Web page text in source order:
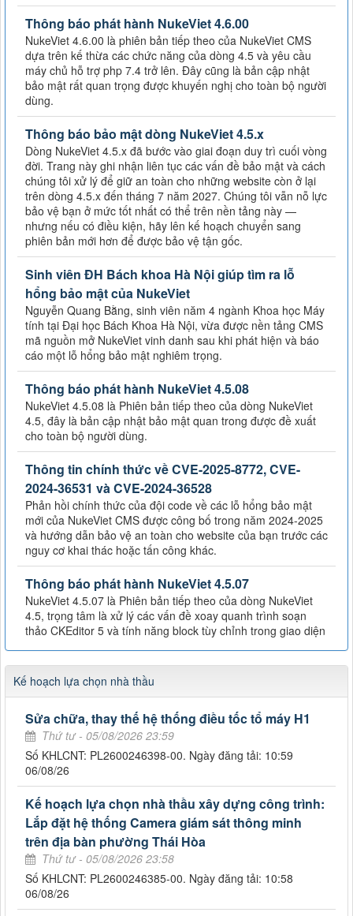
Thông báo phát hành NukeViet 4.6.00
NukeViet 4.6.00 là phiên bản tiếp theo của NukeViet CMS
dựa trên kế thừa các chức năng của dòng 4.5 và yêu cầu
máy chủ hỗ trợ php 7.4 trở lên. Đây cũng là bản cập nhật
bảo mật rất quan trọng được khuyến nghị cho toàn bộ người
dùng.
Thông báo bảo mật dòng NukeViet 4.5.x
Dòng NukeViet 4.5.x đã bước vào giai đoạn duy trì cuối vòng
đời. Trang này ghi nhận liên tục các vấn đề bảo mật và cách
chúng tôi xử lý để giữ an toàn cho những website còn ở lại
trên dòng 4.5.x đến tháng 7 năm 2027. Chúng tôi vẫn nỗ lực
bảo vệ bạn ở mức tốt nhất có thể trên nền tảng này —
nhưng nếu có điều kiện, hãy lên kế hoạch chuyển sang
phiên bản mới hơn để được bảo vệ tận gốc.
Sinh viên ĐH Bách khoa Hà Nội giúp tìm ra lỗ
hổng bảo mật của NukeViet
Nguyễn Quang Bằng, sinh viên năm 4 ngành Khoa học Máy
tính tại Đại học Bách Khoa Hà Nội, vừa được nền tảng CMS
mã nguồn mở NukeViet vinh danh sau khi phát hiện và báo
cáo một lỗ hổng bảo mật nghiêm trọng.
Thông báo phát hành NukeViet 4.5.08
NukeViet 4.5.08 là Phiên bản tiếp theo của dòng NukeViet
4.5, đây là bản cập nhật bảo mật quan trong được đề xuất
cho toàn bộ người dùng.
Thông tin chính thức về CVE-2025-8772, CVE-
2024-36531 và CVE-2024-36528
Phản hồi chính thức của đội code về các lỗ hổng bảo mật
mới của NukeViet CMS được công bố trong năm 2024-2025
và hướng dẫn bảo vệ an toàn cho website của bạn trước các
nguy cơ khai thác hoặc tấn công khác.
Thông báo phát hành NukeViet 4.5.07
NukeViet 4.5.07 là Phiên bản tiếp theo của dòng NukeViet
4.5, trọng tâm là xử lý các vấn đề xoay quanh trình soạn
thảo CKEditor 5 và tính năng block tùy chỉnh trong giao diện
Kế hoạch lựa chọn nhà thầu
Sửa chữa, thay thế hệ thống điều tốc tổ máy H1
Thứ tư - 05/08/2026 23:59
Số KHLCNT: PL2600246398-00. Ngày đăng tải: 10:59
06/08/26
Kế hoạch lựa chọn nhà thầu xây dựng công trình:
Lắp đặt hệ thống Camera giám sát thông minh
trên địa bàn phường Thái Hòa
Thứ tư - 05/08/2026 23:58
Số KHLCNT: PL2600246385-00. Ngày đăng tải: 10:58
06/08/26